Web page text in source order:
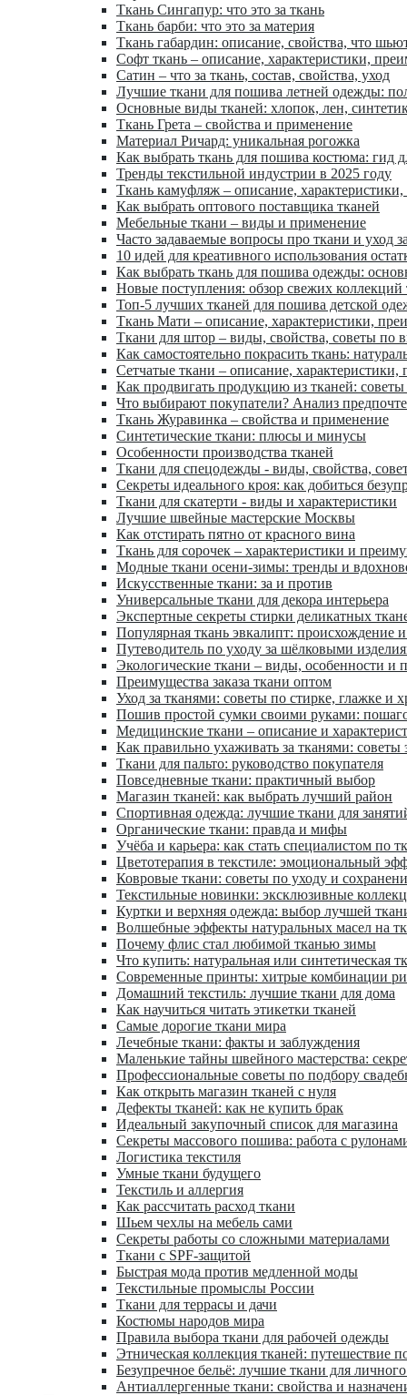
Ткань Сингапур: что это за ткань
Ткань барби: что это за материя
Ткань габардин: описание, свойства, что
Софт ткань – описание, характеристики,
Сатин – что за ткань, состав, свойства, уход
Лучшие ткани для пошива летней одежды:
Основные виды тканей: хлопок, лен,
Ткань Грета – свойства и применение
Материал Ричард: уникальная рогожка
Как выбрать ткань для пошива костюма: гид
Тренды текстильной индустрии в 2025 году
Ткань камуфляж – описание,
Как выбрать оптового поставщика тканей
Мебельные ткани – виды и применение
Часто задаваемые вопросы про ткани и уход
10 идей для креативного использования
Как выбрать ткань для пошива одежды:
Новые поступления: обзор свежих коллекций
Топ-5 лучших тканей для пошива детской
Ткань Мати – описание, характеристики,
Ткани для штор – виды, свойства, советы по
Как самостоятельно покрасить ткань:
Сетчатые ткани – описание, характеристики,
Как продвигать продукцию из тканей: советы
Что выбирают покупатели? Анализ
Ткань Журавинка – свойства и применение
Синтетические ткани: плюсы и минусы
Особенности производства тканей
Ткани для спецодежды - виды, свойства,
Секреты идеального кроя: как добиться
Ткани для скатерти - виды и характеристики
Лучшие швейные мастерские Москвы
Как отстирать пятно от красного вина
Ткань для сорочек – характеристики и
Модные ткани осени-зимы: тренды и
Искусственные ткани: за и против
Универсальные ткани для декора интерьера
Экспертные секреты стирки деликатных
Популярная ткань эвкалипт: происхождение и
Путеводитель по уходу за шёлковыми
Экологические ткани – виды, особенности и
Преимущества заказа ткани оптом
Уход за тканями: советы по стирке, глажке и
Пошив простой сумки своими руками:
Медицинские ткани – описание и
Как правильно ухаживать за тканями: советы
Ткани для пальто: руководство покупателя
Повседневные ткани: практичный выбор
Магазин тканей: как выбрать лучший район
Спортивная одежда: лучшие ткани для
Органические ткани: правда и мифы
Учёба и карьера: как стать специалистом по
Цветотерапия в текстиле: эмоциональный
Ковровые ткани: советы по уходу и
Текстильные новинки: эксклюзивные
Куртки и верхняя одежда: выбор лучшей
Волшебные эффекты натуральных масел на
Почему флис стал любимой тканью зимы
Что купить: натуральная или синтетическая
Современные принты: хитрые комбинации
Домашний текстиль: лучшие ткани для дома
Как научиться читать этикетки тканей
Самые дорогие ткани мира
Лечебные ткани: факты и заблуждения
Маленькие тайны швейного мастерства:
Профессиональные советы по подбору
Как открыть магазин тканей с нуля
Дефекты тканей: как не купить брак
Идеальный закупочный список для магазина
Секреты массового пошива: работа с
Логистика текстиля
Умные ткани будущего
Текстиль и аллергия
Как рассчитать расход ткани
Шьем чехлы на мебель сами
Секреты работы со сложными материалами
Ткани с SPF-защитой
Быстрая мода против медленной моды
Текстильные промыслы России
Ткани для террасы и дачи
Костюмы народов мира
Правила выбора ткани для рабочей одежды
Этническая коллекция тканей: путешествие
Безупречное бельё: лучшие ткани для
Антиаллергенные ткани: свойства и